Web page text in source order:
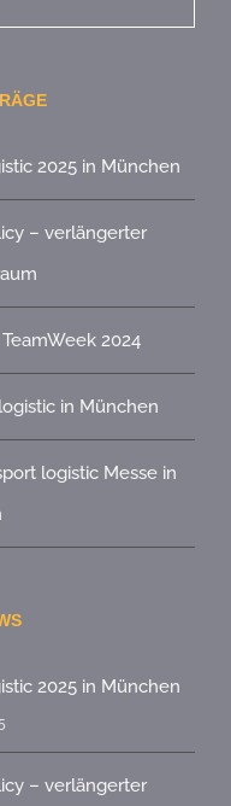
2025 in München
– verlängerter
2024
in München
logistic Messe in
2025 in München
– verlängerter